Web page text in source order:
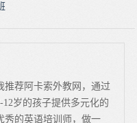
推荐阿卡索外教网，通过
岁的孩子提供多元化的
秀的英语培训师，做一